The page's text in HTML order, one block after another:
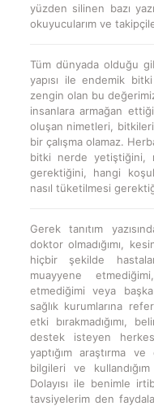
yüzden silinen bazı
okuyucularım ve
Tüm dünyada olduğu
yapısı ile endemik
zengin olan bu
insanlara armağan
oluşan nimetleri,
bir çalışma olamaz.
bitki nerde yetiştiğini,
gerektiğini, hangi
nasıl tüketilmesi
Gerek tanıtım
doktor olmadığımı,
hiçbir şekilde
muayyene
etmediğimi veya
sağlık kurumlarına
etki bırakmadığımı,
destek isteyen
yaptığım araştırma ve
bilgileri ve
Dolayısı ile benimle
tavsiyelerim den